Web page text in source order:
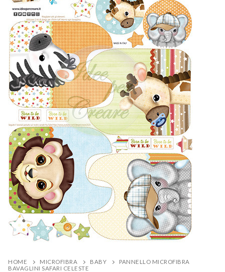
HOME MICROFIBRA BABY
PANNELLO MICROFIBRA
BAVAGLINI SAFARI CELESTE